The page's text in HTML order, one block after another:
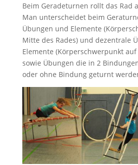
Beim Geradeturnen rollt das Rad
Man unterscheidet beim
Übungen und Elemente
Mitte des Rades) und dezentrale
Elemente (Körperschwerpunkt auf
sowie Übungen die in 2
oder ohne Bindung geturnt